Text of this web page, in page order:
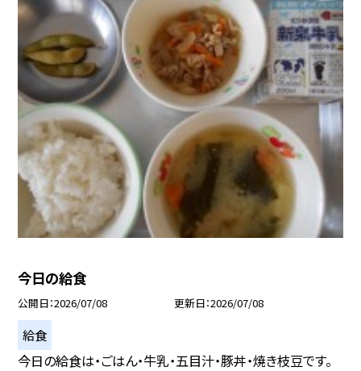
今日の給食
公開日 2026/07/08 更新日 2026/07/08
給食
今日の給食は・ごはん・牛乳・五目汁・豚丼・焼き枝豆です。